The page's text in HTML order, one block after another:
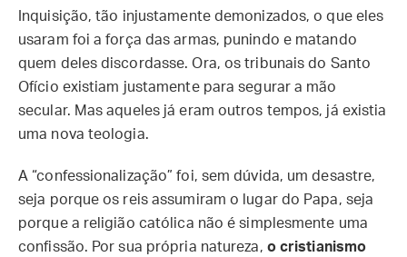
Inquisição, tão injustamente demonizados, o que eles
usaram foi a força das armas, punindo e matando
quem deles discordasse. Ora, os tribunais do Santo
Ofício existiam justamente para segurar a mão
secular. Mas aqueles já eram outros tempos, já existia
uma nova teologia.
A “confessionalização” foi, sem dúvida, um desastre,
seja porque os reis assumiram o lugar do Papa, seja
porque a religião católica não é simplesmente uma
confissão. Por sua própria natureza, o cristianismo